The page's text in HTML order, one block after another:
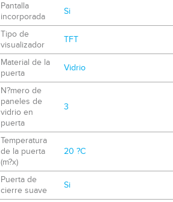
Pantalla
incorporada
Si
Tipo de
visualizador
TFT
Material de la
puerta
Vidrio
N?mero de
paneles de
vidrio en
puerta
3
Temperatura
de la puerta
(m?x)
20 ?C
Puerta de
cierre suave
Si